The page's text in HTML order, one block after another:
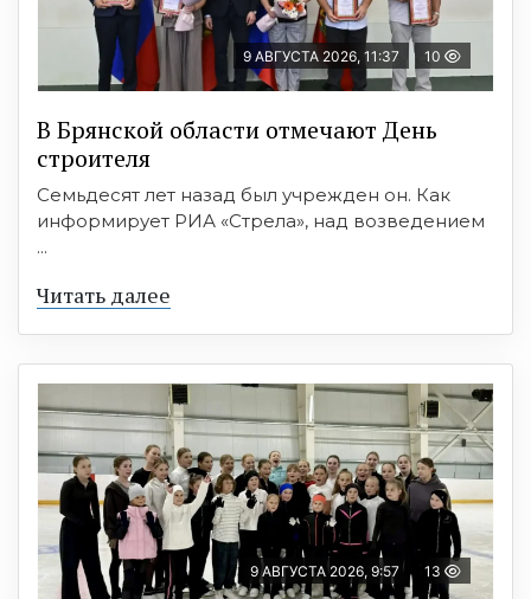
9 АВГУСТА 2026, 11:37 10
В Брянской области отмечают День
строителя
Семьдесят лет назад был учрежден он. Как
информирует РИА «Стрела», над возведением
...
Читать далее
9 АВГУСТА 2026, 9:57 13